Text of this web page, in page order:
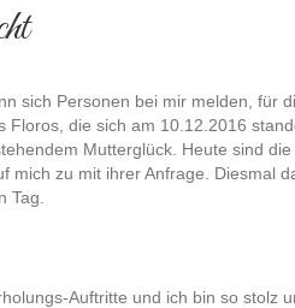
sich Personen bei mir melden, für
die sich am 10.12.2016
Mutterglück. Heute sind
mich zu mit ihrer Anfrage. Diesmal
Tag.
Auftritte und ich bin so stolz